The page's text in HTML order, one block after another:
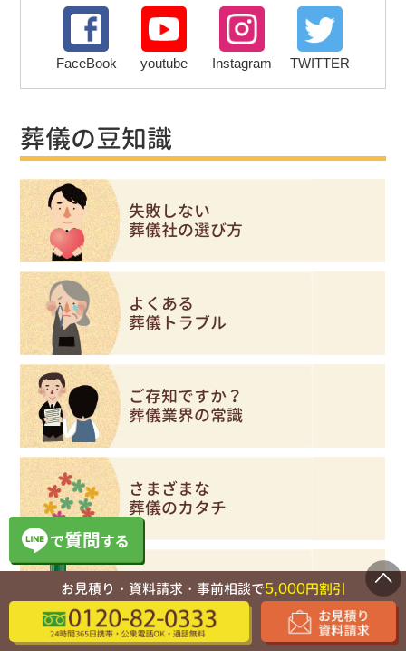
FaceBook youtube Instagram TWITTER
葬儀の豆知識
失敗しない
葬儀社の選び方
よくある
葬儀トラブル
ご存知ですか？
葬儀業界の常識
さまざまな
葬儀のカタチ
はじめての葬儀
お見積り・資料請求・事前相談で5,000円割引